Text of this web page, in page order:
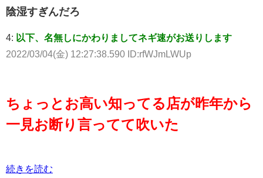
陰湿すぎんだろ
4: 以下、名無しにかわりましてネギ速がお送りします
2022/03/04(金) 12:27:38.590 ID:rfWJmLWUp
ちょっとお高い知ってる店が昨年から
一見お断り言ってて吹いた
続きを読む